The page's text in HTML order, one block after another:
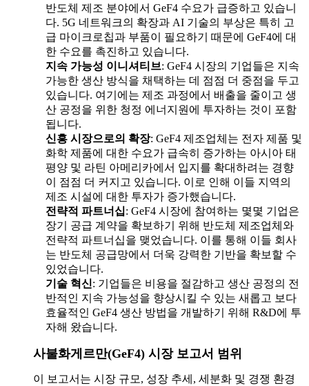
반도체 제조 분야에서 GeF4 수요가 급증하고 있습니
다. 5G 네트워크의 확장과 AI 기술의 부상은 특히 고
급 마이크로칩과 부품이 필요하기 때문에 GeF4에 대
한 수요를 촉진하고 있습니다.
지속 가능성 이니셔티브: GeF4 시장의 기업들은 지속
가능한 생산 방식을 채택하는 데 점점 더 중점을 두고
있습니다. 여기에는 제조 과정에서 배출을 줄이고 생
산 공정을 위한 청정 에너지원에 투자하는 것이 포함
됩니다.
신흥 시장으로의 확장: GeF4 제조업체는 전자 제품 및
화학 제품에 대한 수요가 급속히 증가하는 아시아 태
평양 및 라틴 아메리카에서 입지를 확대하려는 경향
이 점점 더 커지고 있습니다. 이로 인해 이들 지역의
제조 시설에 대한 투자가 증가했습니다.
전략적 파트너십: GeF4 시장에 참여하는 몇몇 기업은
장기 공급 계약을 확보하기 위해 반도체 제조업체와
전략적 파트너십을 맺었습니다. 이를 통해 이들 회사
는 반도체 공급망에서 더욱 강력한 기반을 확보할 수
있었습니다.
기술 혁신: 기업들은 비용을 절감하고 생산 공정의 전
반적인 지속 가능성을 향상시킬 수 있는 새롭고 보다
효율적인 GeF4 생산 방법을 개발하기 위해 R&D에 투
자해 왔습니다.
사불화게르만(GeF4) 시장 보고서 범위
이 보고서는 시장 규모, 성장 추세, 세분화 및 경쟁 환경